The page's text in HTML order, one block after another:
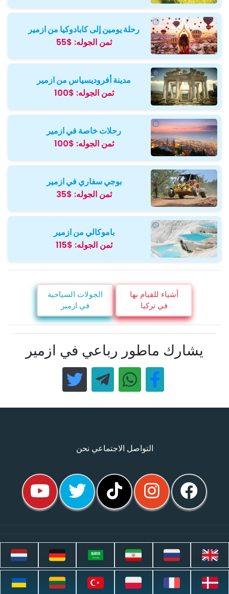
رحلة يومين إلى كابادوكيا من ازمیر
ثمن الجوله: $55
مدينة أفروديسياس من ازمير
ثمن الجوله: $100
رحلات خاصة في ازمير
ثمن الجوله: $100
بوجي سفاري في ازمير
ثمن الجوله: $35
باموكالي من ازمير
ثمن الجوله: $115
أشياء للقيام بها
في تركيا
الجولات السياحية
في ازمير
يشارك ماطور رباعي في ازمیر
التواصل الاجتماعي نحن